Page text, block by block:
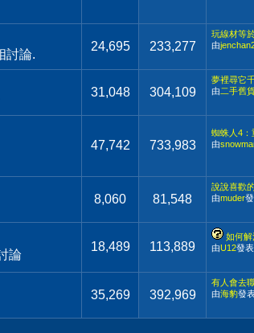
討論.
24,695 233,277
玩線材等
由
31,048 304,109
夢裡尋它
由二手舊
47,742 733,983
蜘蛛人4：
由
8,060 81,548
說說喜歡
由muder
論
18,489 113,889
如何解
由U12發表
35,269 392,969
有人會去
由海豹發